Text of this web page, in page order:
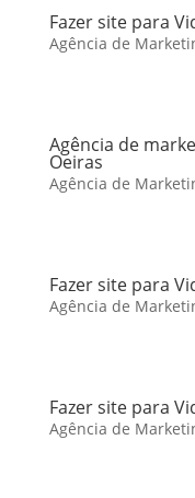
Fazer site para
Agência de
Agência de
Oeiras
Agência de
Fazer site para
Agência de
Fazer site para
Agência de